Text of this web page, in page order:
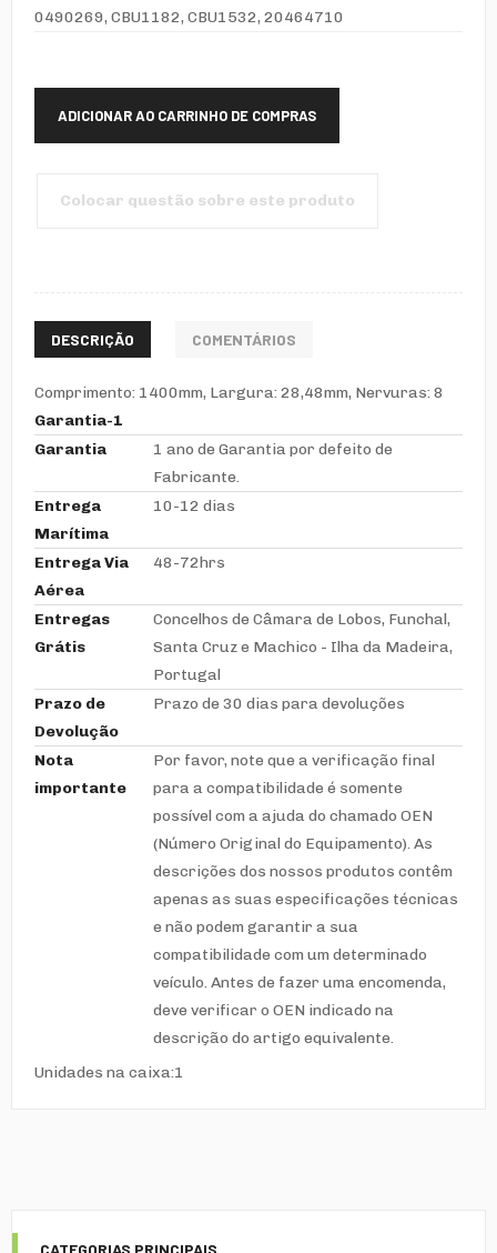
0490269, CBU1182, CBU1532, 20464710
Colocar questão sobre este produto
DESCRIÇÃO COMENTÁRIOS
Comprimento: 1400mm, Largura: 28,48mm, Nervuras: 8
Garantia-1
Garantia
1 ano de Garantia por defeito de
Fabricante.
Entrega
Marítima
10-12 dias
Entrega Via
Aérea
48-72hrs
Entregas
Grátis
Concelhos de Câmara de Lobos, Funchal,
Santa Cruz e Machico - Ilha da Madeira,
Portugal
Prazo de
Devolução
Prazo de 30 dias para devoluções
Nota
importante
Por favor, note que a verificação final
para a compatibilidade é somente
possível com a ajuda do chamado OEN
(Número Original do Equipamento). As
descrições dos nossos produtos contêm
apenas as suas especificações técnicas
e não podem garantir a sua
compatibilidade com um determinado
veículo. Antes de fazer uma encomenda,
deve verificar o OEN indicado na
descrição do artigo equivalente.
Unidades na caixa:1
CATEGORIAS PRINCIPAIS